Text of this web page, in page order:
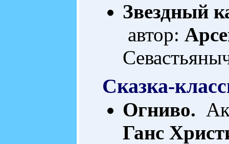
Звездный
автор:
Сказка-
Огниво.
Ганс